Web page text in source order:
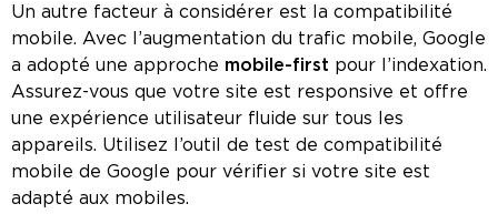
Un autre facteur à considérer est la compatibilité
mobile. Avec l’augmentation du trafic mobile, Google
a adopté une approche mobile-first pour l’indexation.
Assurez-vous que votre site est responsive et offre
une expérience utilisateur fluide sur tous les
appareils. Utilisez l’outil de test de compatibilité
mobile de Google pour vérifier si votre site est
adapté aux mobiles.